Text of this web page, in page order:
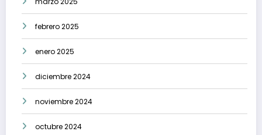
febrero 2025
enero 2025
diciembre 2024
noviembre 2024
octubre 2024